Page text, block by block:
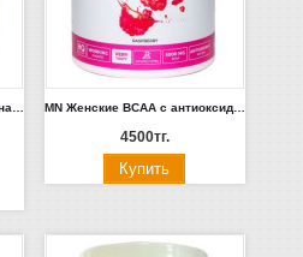
MN Женские BCAA с антиоксидантами 200гр (Малина, Фруктовый пунш)
4500тг.